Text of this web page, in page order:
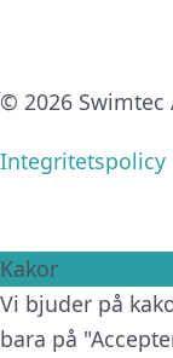
© 2026
Integritetspolicy
Kakor
Vi bjuder på
bara på